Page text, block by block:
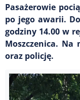
Pasażerowie
po jego awarii.
godziny 14.00 w
Moszczenica. Na
oraz policję.